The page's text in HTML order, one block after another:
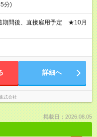
分)
期間後、直接雇用予定 ★10月
詳細へ
式会社
掲載日：2026.08.05